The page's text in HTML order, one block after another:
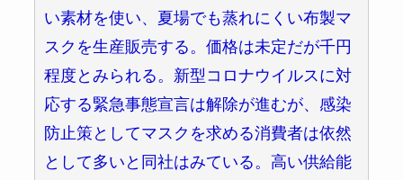
い素材を使い、夏場でも蒸れにくい布製マ
スクを生産販売する。価格は未定だが千円
程度とみられる。新型コロナウイルスに対
応する緊急事態宣言は解除が進むが、感染
防止策としてマスクを求める消費者は依然
として多いと同社はみている。高い供給能